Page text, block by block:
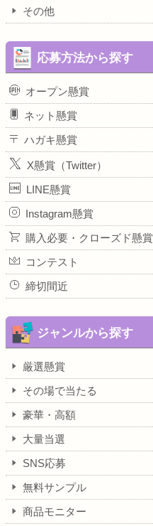
その他
応募方法から探す
オープン懸賞
ネット懸賞
ハガキ懸賞
X懸賞（Twitter）
LINE懸賞
Instagram懸賞
購入必要・クローズド懸賞
コンテスト
締切間近
ジャンルから探す
厳選懸賞
その場で当たる
豪華・高額
大量当選
SNS応募
無料サンプル
商品モニター